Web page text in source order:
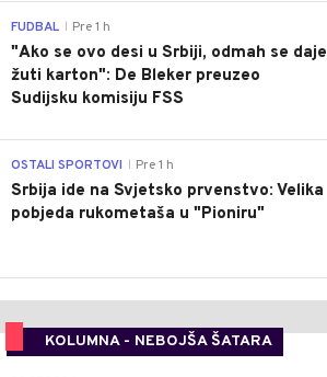
FUDBAL Pre 1 h
"Ako se ovo desi u Srbiji, odmah se daje
žuti karton": De Bleker preuzeo
Sudijsku komisiju FSS
OSTALI SPORTOVI Pre 1 h
Srbija ide na Svjetsko prvenstvo: Velika
pobjeda rukometaša u "Pioniru"
KOLUMNA - NEBOJŠA ŠATARA